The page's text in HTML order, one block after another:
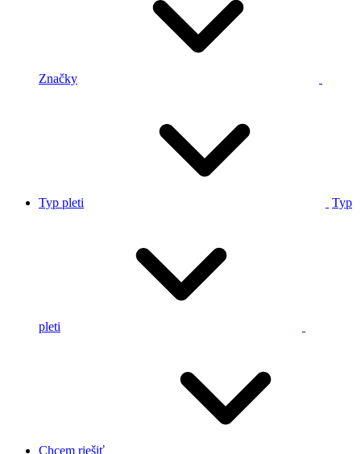
Značky
Typ pleti Typ
pleti
Chcem riešiť